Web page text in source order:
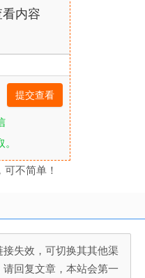
内容
不简单！
失效，可切换其其他渠
回复文章，本站会第一